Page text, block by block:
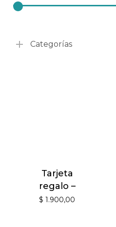
Categorías
Tarjeta
regalo –
$ 1.900,00